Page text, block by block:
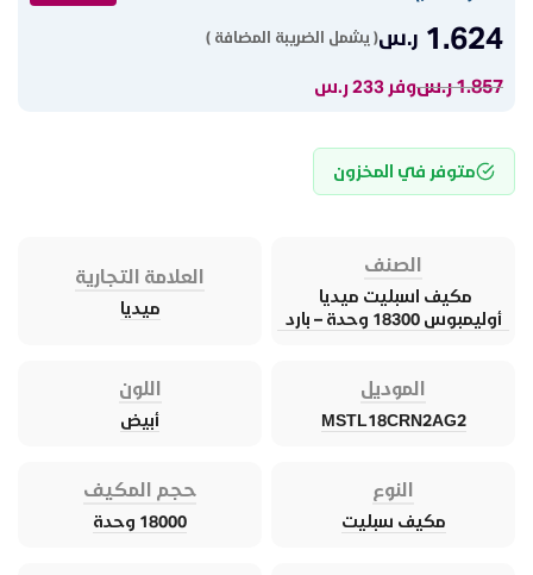
1.624 ر.س( يشمل الضريبة المضافة )
1.857ر.سوفر 233 ر.س
متوفر في المخزون
الصنف
مكيف اسبليت ميديا ​​
أوليمبوس 18300 وحدة – بارد
العلامة التجارية
ميديا
الموديل
MSTL18CRN2AG2
اللون
أبيض
النوع
مكيف سبليت
حجم المكيف
18000 وحدة